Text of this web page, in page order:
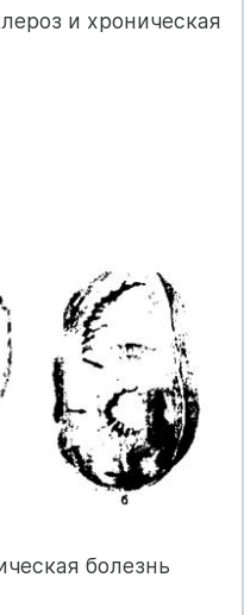
и хроническая
болезнь